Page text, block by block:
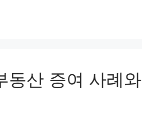
산 증여 사례와